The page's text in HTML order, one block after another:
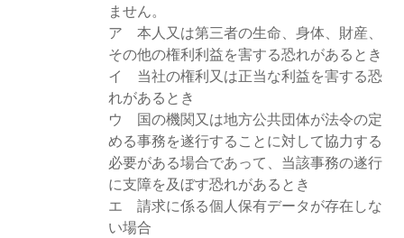
ません。
ア 本人又は第三者の生命、身体、財産、
その他の権利利益を害する恐れがあるとき
イ 当社の権利又は正当な利益を害する恐
れがあるとき
ウ 国の機関又は地方公共団体が法令の定
める事務を遂行することに対して協力する
必要がある場合であって、当該事務の遂行
に支障を及ぼす恐れがあるとき
エ 請求に係る個人保有データが存在しな
い場合